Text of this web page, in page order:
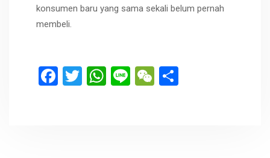
konsumen baru yang sama sekali belum pernah
membeli.
F
T
W Li
W